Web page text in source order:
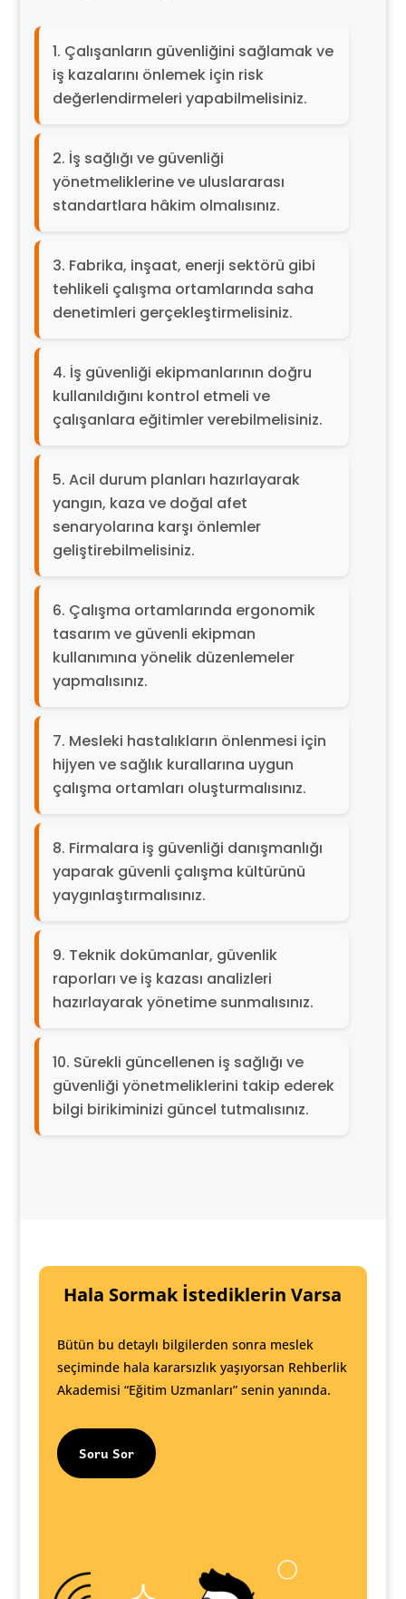
Çalışanların güvenliğini sağlamak ve
iş kazalarını önlemek için risk
değerlendirmeleri yapabilmelisiniz.
İş sağlığı ve güvenliği
yönetmeliklerine ve uluslararası
standartlara hâkim olmalısınız.
Fabrika, inşaat, enerji sektörü gibi
tehlikeli çalışma ortamlarında saha
denetimleri gerçekleştirmelisiniz.
İş güvenliği ekipmanlarının doğru
kullanıldığını kontrol etmeli ve
çalışanlara eğitimler verebilmelisiniz.
Acil durum planları hazırlayarak
yangın, kaza ve doğal afet
senaryolarına karşı önlemler
geliştirebilmelisiniz.
Çalışma ortamlarında ergonomik
tasarım ve güvenli ekipman
kullanımına yönelik düzenlemeler
yapmalısınız.
Mesleki hastalıkların önlenmesi için
hijyen ve sağlık kurallarına uygun
çalışma ortamları oluşturmalısınız.
Firmalara iş güvenliği danışmanlığı
yaparak güvenli çalışma kültürünü
yaygınlaştırmalısınız.
Teknik dokümanlar, güvenlik
raporları ve iş kazası analizleri
hazırlayarak yönetime sunmalısınız.
Sürekli güncellenen iş sağlığı ve
güvenliği yönetmeliklerini takip ederek
bilgi birikiminizi güncel tutmalısınız.
Hala Sormak İstediklerin Varsa
Bütün bu detaylı bilgilerden sonra meslek
seçiminde hala kararsızlık yaşıyorsan Rehberlik
Akademisi “Eğitim Uzmanları” senin yanında.
Soru Sor